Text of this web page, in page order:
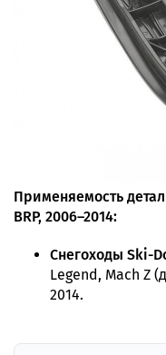
Применяемость
BRP, 2006–2014:
Снегоходы Ski-
Legend, Mach Z
2014.